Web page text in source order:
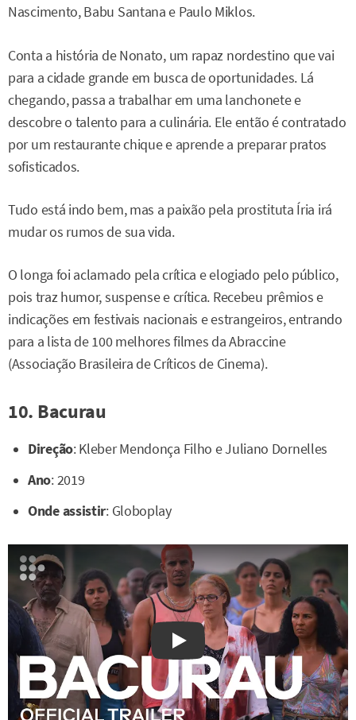
Nascimento, Babu Santana e Paulo Miklos.
Conta a história de Nonato, um rapaz nordestino que vai
para a cidade grande em busca de oportunidades. Lá
chegando, passa a trabalhar em uma lanchonete e
descobre o talento para a culinária. Ele então é contratado
por um restaurante chique e aprende a preparar pratos
sofisticados.
Tudo está indo bem, mas a paixão pela prostituta Íria irá
mudar os rumos de sua vida.
O longa foi aclamado pela crítica e elogiado pelo público,
pois traz humor, suspense e crítica. Recebeu prêmios e
indicações em festivais nacionais e estrangeiros, entrando
para a lista de 100 melhores filmes da Abraccine
(Associação Brasileira de Críticos de Cinema).
10. Bacurau
Direção: Kleber Mendonça Filho e Juliano Dornelles
Ano: 2019
Onde assistir: Globoplay
Watch on YouTube